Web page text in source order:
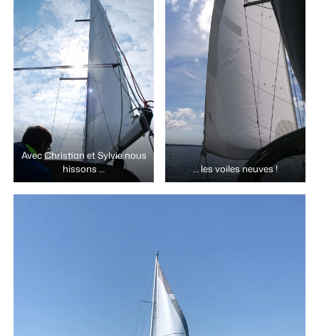
Avec Christian et Sylvie nous
hissons …
… les voiles neuves !